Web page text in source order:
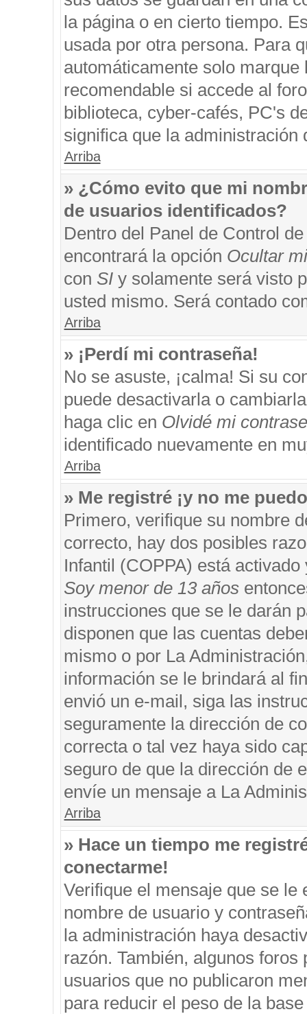
la página o en cierto tiempo.
usada por otra persona. Para
automáticamente solo
recomendable si accede al
biblioteca, cyber-cafés, PC's
significa que la administración
Arriba
» ¿Cómo evito que mi
de usuarios identificados?
Dentro del Panel de Control
encontrará la opción Ocultar
con SIy solamente será visto
usted mismo. Será contado
Arriba
» ¡Perdí mi contraseña!
No se asuste, ¡calma! Si su
puede desactivarla o
haga clic en Olvidé mi
identificado nuevamente en
Arriba
» Me registré ¡y no me
Primero, verifique su nombre
correcto, hay dos posibles
Infantil (COPPA) está
Soy menor de 13 años
instrucciones que se le darán
disponen que las cuentas
mismo o por La
información se le brindará al
envió un e-mail, siga las
seguramente la dirección de
correcta o tal vez haya sido
seguro de que la dirección de
envíe un mensaje a La
Arriba
» Hace un tiempo me
conectarme!
Verifique el mensaje que se
nombre de usuario y
la administración haya
razón. También, algunos
usuarios que no publicaron
para reducir el peso de la